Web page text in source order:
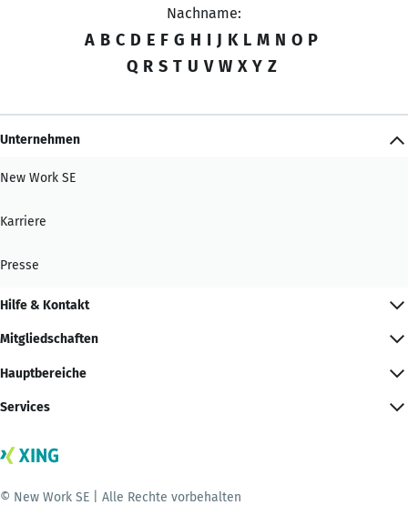
Nachname:
A B C D E F G H I J K L M N O P
Q R S T U V W X Y Z
Unternehmen
New Work SE
Karriere
Presse
Hilfe & Kontakt
Mitgliedschaften
Hauptbereiche
Services
© New Work SE | Alle Rechte vorbehalten